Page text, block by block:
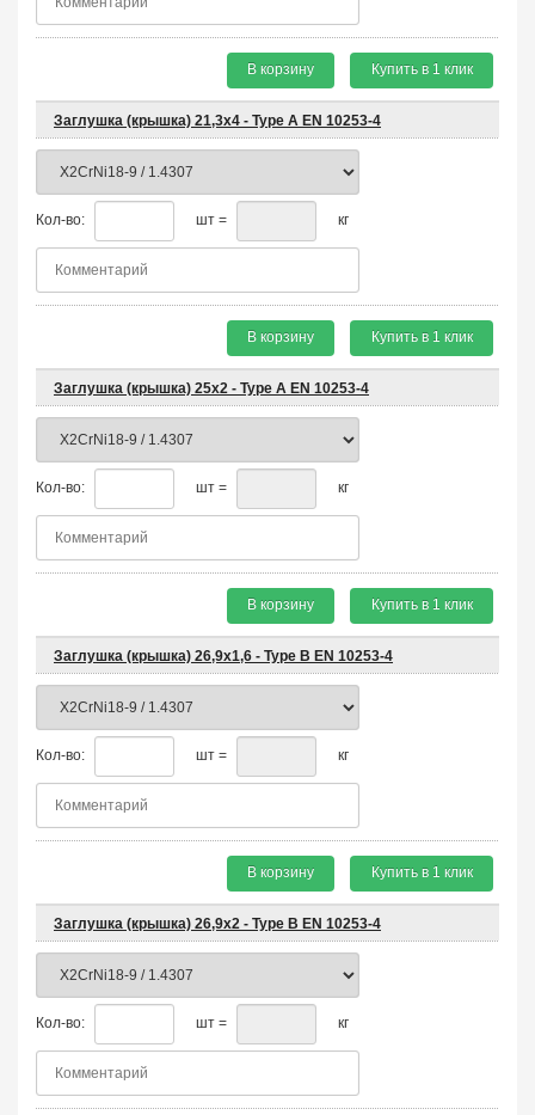
В корзину Купить в 1 клик
Заглушка (крышка) 21,3х4 - Type A EN 10253-4
Кол-во: шт = кг
В корзину Купить в 1 клик
Заглушка (крышка) 25х2 - Type A EN 10253-4
Кол-во: шт = кг
В корзину Купить в 1 клик
Заглушка (крышка) 26,9х1,6 - Type B EN 10253-4
Кол-во: шт = кг
В корзину Купить в 1 клик
Заглушка (крышка) 26,9х2 - Type B EN 10253-4
Кол-во: шт = кг